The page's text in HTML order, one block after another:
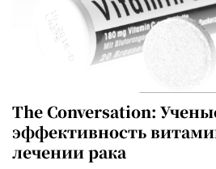
The Conversation:
эффективность
лечении рака